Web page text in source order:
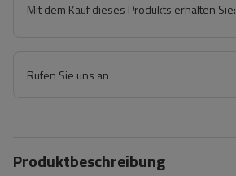
Mit dem Kauf dieses Produkts erhalten Sie:
Rufen Sie uns an
Produktbeschreibung